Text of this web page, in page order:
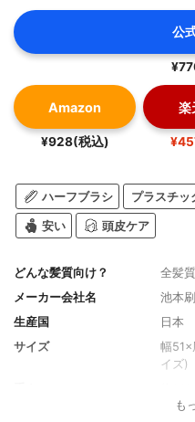
公
Amazon
¥928(税込)
楽
ハーフブラシ プラスチッ
安い 頭皮ケア
どんな髪質向け？
全髪質
メーカー会社名
池本
生産国
日本
サイズ
幅
イズ)
本体
も